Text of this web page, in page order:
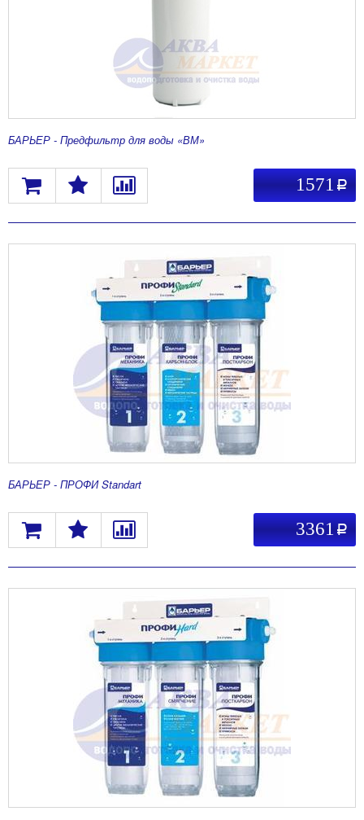
1571 a
БАРЬЕР - Предфильтр для воды «ВМ»
3361 a
БАРЬЕР - ПРОФИ Standart